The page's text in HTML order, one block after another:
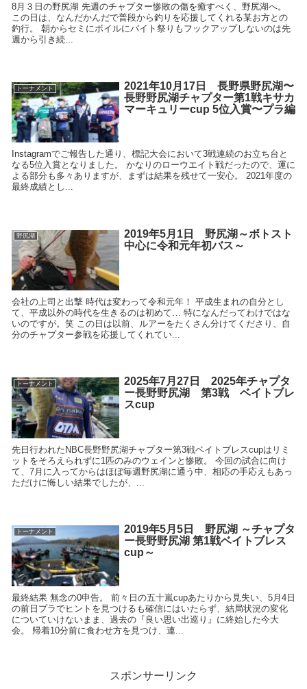
8月３日の野尻湖 先週のチャプター惨敗の傷を癒すべく、野尻湖へ。
この日は、なんだかんだで普段から釣りを応援してくれる某お方との
釣行。 朝からセミにボイルにバイト祭りもフックアップしないのは先
週から引き続...
トーナメント
2021年10月17日 長野県野尻湖〜
長野野尻湖チャプター第1戦キサカ
マーキュリーcup 5位入賞〜プラ編
Instagramでご報告した通り、標記大会において3戦連続のお立ち台と
なる5位入賞となりました。 かなりのローウエイト戦だったので、運に
よる部分も多々ありますが、まずは結果を残せて一安心。 2021年度の
最終成績とし...
野尻湖
2019年5月1日 野尻湖～ボトスト
中心に令和元年初バス～
会社の上司と出撃 時代は変わって令和元年！ 平成生まれの自分とし
て、平成以外の時代を生きるのは初めて… 特になんだってわけではな
いのですが。笑 この日は以前、ルアーをたくさん分けてくださり、自
分のチャプター参戦を応援してくれてい...
トーナメント
2025年7月27日 2025年チャプタ
ー長野野尻湖 第3戦 ベイトブレ
スcup
先日行われたNBC長野野尻湖チャプター第3戦ベイトブレスcupはリミ
ットをそろえられずに1匹のみのウェインと惨敗。 今回の試合に向け
て、7月に入ってからはほぼ毎週野尻湖に通う中、相応の手応えもあっ
ただけに悔しい結果でしたが、...
トーナメント
2019年5月5日 野尻湖 ～チャプタ
ー長野野尻湖 第1戦ベイトブレス
cup～
最終結果 無念の0申告。 前々日の五十嵐cupあたりから見失い、5月4日
の前日プラでヒントを見つけるも確信にはいたらず、結局状況の変化
についていけないまま、過去の『良い思い出巡り』に終始した今大
会。 帰着10分前に食わせ方を見つけ、連...
スポンサーリンク